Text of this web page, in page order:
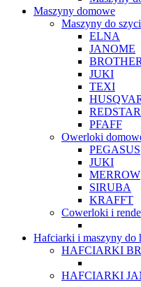
Maszyny domowe
Maszyny do
ELNA
JANOME
BROTHER
JUKI
TEXI
REDSTAR
PFAFF
Owerloki
PEGASUS
JUKI
MERROW
SIRUBA
KRAFFT
Cowerloki i
Hafciarki i maszyny do
HAFCIARKI
HAFCIARKI